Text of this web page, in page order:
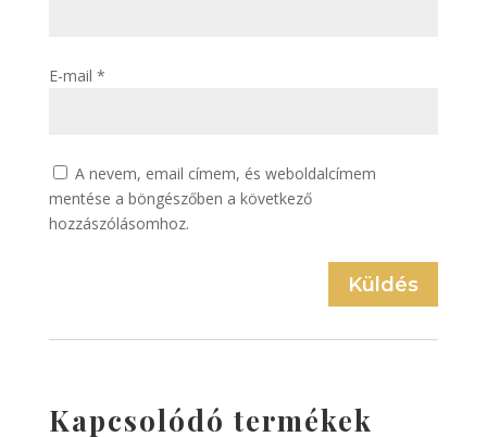
E-mail *
A nevem, email címem, és weboldalcímem
mentése a böngészőben a következő
hozzászólásomhoz.
Küldés
Kapcsolódó termékek